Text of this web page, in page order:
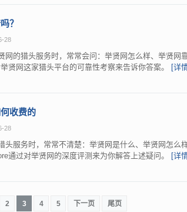
？
28
网的猎头服务时，常常会问：举贤网怎么样、举贤网
贤网这家猎头平台的可靠性考察来告诉你答案。 [详
收费的
28
头服务时，常常不清楚：举贤网是什么、举贤网怎么
通过对举贤网的深度评测来为你解答上述疑问。 [详
2 3 4 5 下一页 尾页